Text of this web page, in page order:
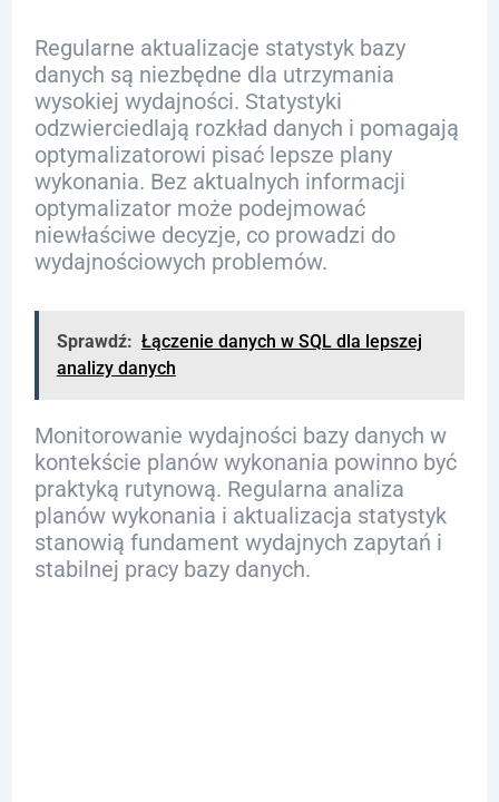
Regularne aktualizacje statystyk bazy
danych są niezbędne dla utrzymania
wysokiej wydajności. Statystyki
odzwierciedlają rozkład danych i pomagają
optymalizatorowi pisać lepsze plany
wykonania. Bez aktualnych informacji
optymalizator może podejmować
niewłaściwe decyzje, co prowadzi do
wydajnościowych problemów.
Sprawdź: Łączenie danych w SQL dla lepszej
analizy danych
Monitorowanie wydajności bazy danych w
kontekście planów wykonania powinno być
praktyką rutynową. Regularna analiza
planów wykonania i aktualizacja statystyk
stanowią fundament wydajnych zapytań i
stabilnej pracy bazy danych.